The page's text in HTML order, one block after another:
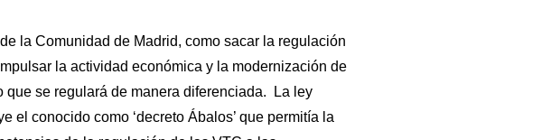
la Comunidad de Madrid, como sacar la regulación
la actividad económica y la modernización de
que se regulará de manera diferenciada. La ley
el conocido como ‘decreto Ábalos’ que permitía la